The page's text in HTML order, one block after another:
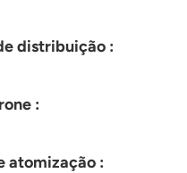
distribuição :
:
atomização :